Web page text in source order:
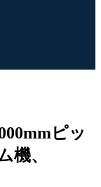
ピッ
機、